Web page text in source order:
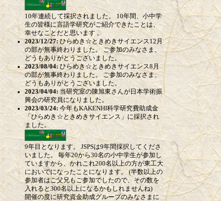
10年連続して採択されました。 10年間、小中学
生の皆様に言語学研究がご紹介できたことは、
幸せなことだと思います 。
2023/12/27:ひらめき☆ときめきサイエンス12月
の部が無事終わりました。 ご参加のみなさま、
どうもありがとうございました。
2023/08/04:ひらめき☆ときめきサイエンス8月
の部が無事終わりました。 ご参加のみなさま、
どうもありがとうございました。
2023/04/04:当研究室の陳旭東さんが日本学術振
興会の研究員になりました。
2023/03/24: 今年もKAKENHI科学研究費助成金
「ひらめき☆ときめきサイエンス」に採択され
ました。
9年目となります。 JSPSは9年間採択してくださ
いました。 毎年20から30名の小中学生が参加し
ていますから、かれこれ200名以上の方が東工大
においでになったことになります。 (半数以上の
参加者はご父兄もご参加でしたので、その数を
入れると300名以上になるかもしれませんね)
開催の度に研究資金助成グループのみなさまに